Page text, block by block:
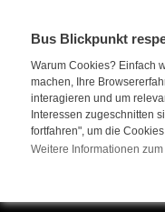
Bus Blickpunkt
Warum Cookies? Einfach
machen, Ihre
interagieren und um
Interessen zugeschnitten
fortfahren", um die
Weitere Informationen